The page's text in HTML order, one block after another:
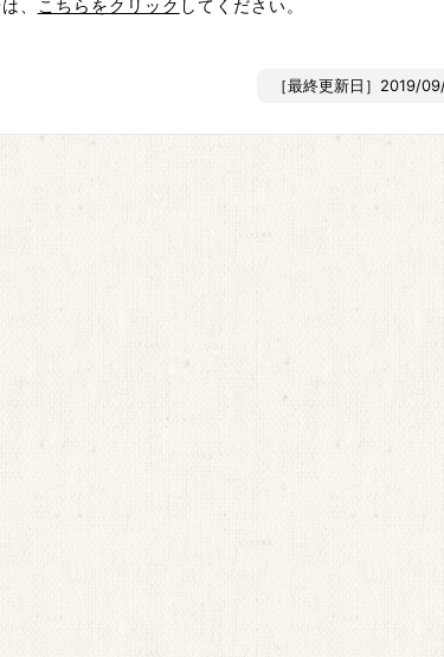
、
こちらをクリック してください。
［最終更新日］2019/